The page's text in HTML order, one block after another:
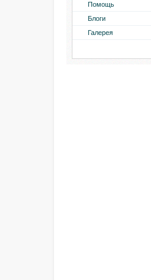
Помощь
Блоги
Галерея